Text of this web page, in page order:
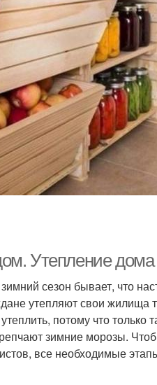
Утепление дома
сезон бывает, что
утепляют свои жилища
потому что только
зимние морозы.
все необходимые